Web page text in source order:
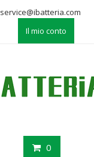
service@ibatteria.com
Il mio conto
0